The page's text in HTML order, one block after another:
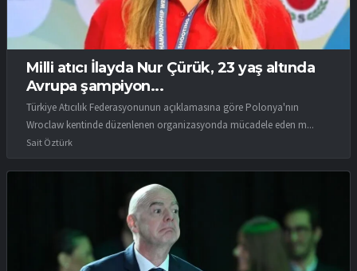
Milli atıcı İlayda Nur Çürük, 23 yaş altında
Avrupa şampiyon...
Türkiye Atıcılık Federasyonunun açıklamasına göre Polonya'nın
Wroclaw kentinde düzenlenen organizasyonda mücadele eden m...
Sait Öztürk